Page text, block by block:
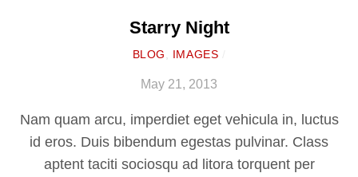
Starry Night
BLOG IMAGES
May 21, 2013
Nam quam arcu, imperdiet eget vehicula in, luctus
id eros. Duis bibendum egestas pulvinar. Class
aptent taciti sociosqu ad litora torquent per